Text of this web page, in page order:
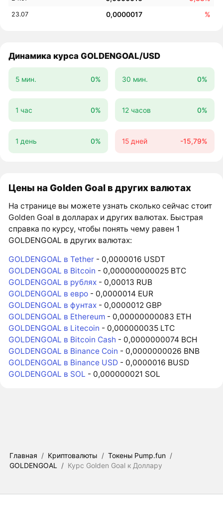
23.07 0,0000017 %
Динамика курса GOLDENGOAL/USD
5 мин. 0% 30 мин. 0%
1 час 0% 12 часов 0%
1 день 0% 15 дней -15,79%
Цены на Golden Goal в других валютах
На странице вы можете узнать сколько сейчас стоит
Golden Goal в долларах и других валютах. Быстрая
справка по курсу, чтобы понять чему равен 1
GOLDENGOAL в других валютах:
GOLDENGOAL в Tether - 0,0000016 USDT
GOLDENGOAL в Bitcoin - 0,000000000025 BTC
GOLDENGOAL в рублях - 0,00013 RUB
GOLDENGOAL в евро - 0,0000014 EUR
GOLDENGOAL в фунтах - 0,0000012 GBP
GOLDENGOAL в Ethereum - 0,00000000083 ETH
GOLDENGOAL в Litecoin - 0,000000035 LTC
GOLDENGOAL в Bitcoin Cash - 0,0000000074 BCH
GOLDENGOAL в Binance Coin - 0,0000000026 BNB
GOLDENGOAL в Binance USD - 0,0000016 BUSD
GOLDENGOAL в SOL - 0,000000021 SOL
Главная / Криптовалюты / Токены Pump.fun /
GOLDENGOAL
/ Курс Golden Goal к Доллару